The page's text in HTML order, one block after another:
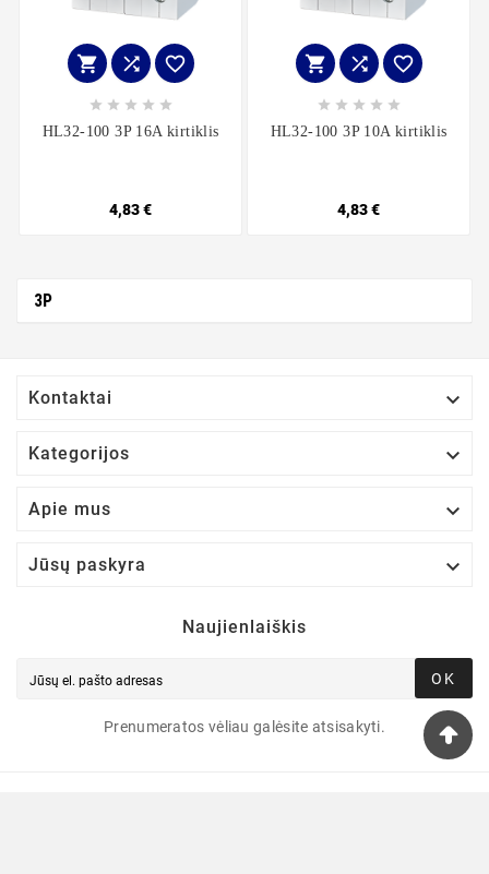
  
    
HL32-100 3P 16A kirtiklis
4,83 €
  
    
HL32-100 3P 10A kirtiklis
4,83 €
3P
Kontaktai 
Kategorijos 
Apie mus 
Jūsų paskyra 
Naujienlaiškis
OK
Prenumeratos vėliau galėsite atsisakyti.